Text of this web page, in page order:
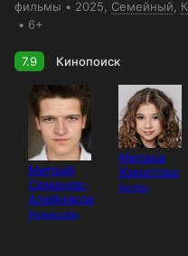
фильмы 2025, Семейный
6+
7.9 Кинопоиск
Митрий
Семенов-
Алейников
Режиссёр
Милана
Хаметова
Актёр